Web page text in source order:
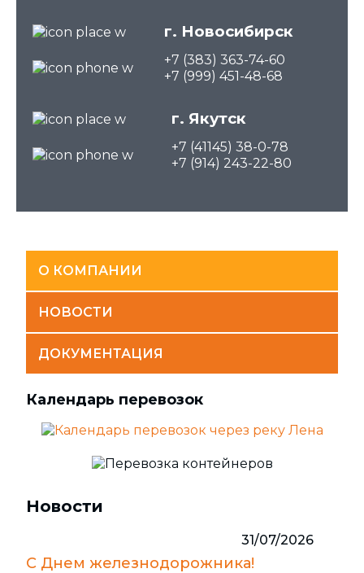
г. Новосибирск
+7 (383) 363-74-60
+7 (999) 451-48-68
г. Якутск
+7 (41145) 38-0-78
+7 (914) 243-22-80
О КОМПАНИИ
НОВОСТИ
ДОКУМЕНТАЦИЯ
Календарь перевозок
Новости
31/07/2026
С Днем железнодорожника!